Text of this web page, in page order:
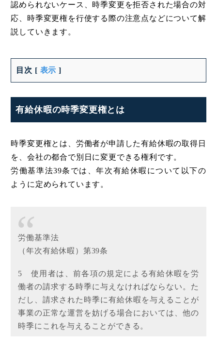
認められないケース、時季変更を拒否された場合の対
応、時季変更権を行使する際の注意点などについて解
説していきます。
目次 [ 表示 ]
有給休暇の時季変更権とは
時季変更権とは、労働者が申請した有給休暇の取得日
を、会社の都合で別日に変更できる権利です。
労働基準法39条では、年次有給休暇について以下の
ように定められています。
労働基準法
（年次有給休暇）第39条
5 使用者は、前各項の規定による有給休暇を労
働者の請求する時季に与えなければならない。た
だし、請求された時季に有給休暇を与えることが
事業の正常な運営を妨げる場合においては、他の
時季にこれを与えることができる。